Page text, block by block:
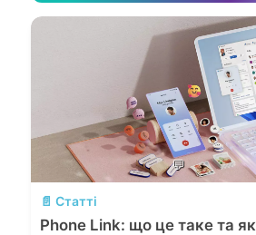
💬
📄 Статті
Phone Link: що це таке та як